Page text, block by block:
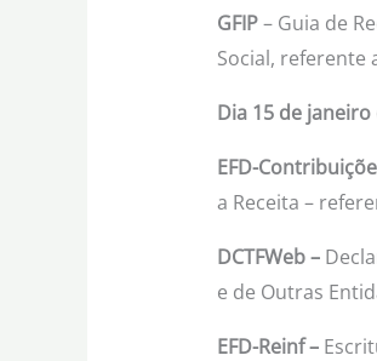
GFIP– Guia de
Social, referente
Dia 15 de
EFD-
a Receita –
DCTFWeb –
e de Outras
EFD-Reinf –